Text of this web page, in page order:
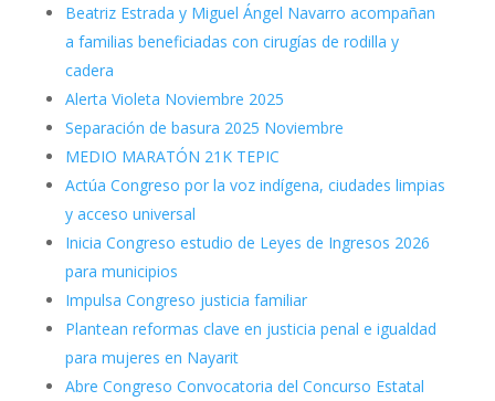
Beatriz Estrada y Miguel Ángel Navarro acompañan
a familias beneficiadas con cirugías de rodilla y
cadera
Alerta Violeta Noviembre 2025
Separación de basura 2025 Noviembre
MEDIO MARATÓN 21K TEPIC
Actúa Congreso por la voz indígena, ciudades limpias
y acceso universal
Inicia Congreso estudio de Leyes de Ingresos 2026
para municipios
Impulsa Congreso justicia familiar
Plantean reformas clave en justicia penal e igualdad
para mujeres en Nayarit
Abre Congreso Convocatoria del Concurso Estatal